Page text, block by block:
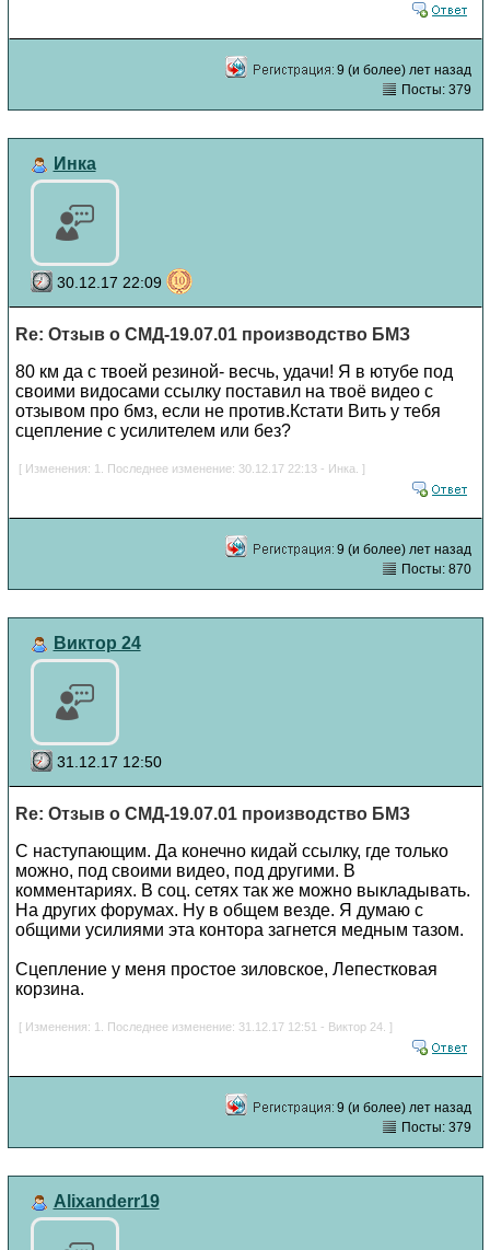
9 (и более) лет назад
Посты: 379
Инка
30.12.17 22:09
Re: Отзыв о СМД-19.07.01 производство БМЗ
80 км да с твоей резиной- весчь, удачи! Я в ютубе под
своими видосами ссылку поставил на твоё видео с
отзывом про бмз, если не против.Кстати Вить у тебя
сцепление с усилителем или без?
[ Изменения: 1. Последнее изменение: 30.12.17 22:13 - Инка. ]
9 (и более) лет назад
Посты: 870
Виктор 24
31.12.17 12:50
Re: Отзыв о СМД-19.07.01 производство БМЗ
С наступающим. Да конечно кидай ссылку, где только
можно, под своими видео, под другими. В
комментариях. В соц. сетях так же можно выкладывать.
На других форумах. Ну в общем везде. Я думаю с
общими усилиями эта контора загнется медным тазом.
Сцепление у меня простое зиловское, Лепестковая
корзина.
[ Изменения: 1. Последнее изменение: 31.12.17 12:51 - Виктор 24. ]
9 (и более) лет назад
Посты: 379
Alixanderr19